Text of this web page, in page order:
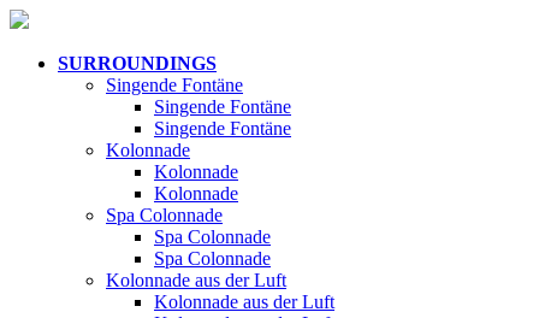
SURROUNDINGS
Singende Fontäne
Singende Fontäne
Singende Fontäne
Kolonnade
Kolonnade
Kolonnade
Spa Colonnade
Spa Colonnade
Spa Colonnade
Kolonnade aus der Luft
Kolonnade aus der Luft